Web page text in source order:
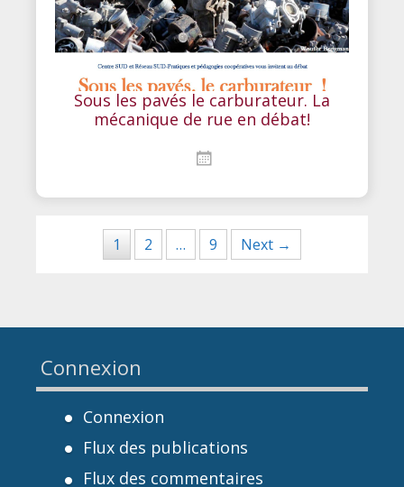
Sous les pavés le carburateur. La
mécanique de rue en débat!
navigation
1 2 … 9 Next →
Connexion
Connexion
Flux des publications
Flux des commentaires